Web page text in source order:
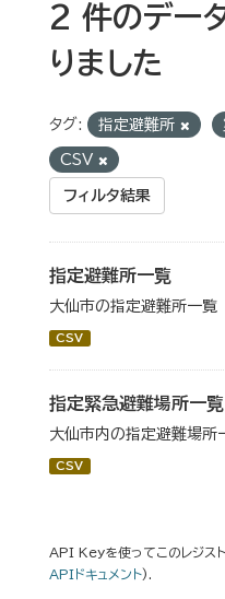
2 件のデー
りました
タグ: 指定避難所
CSV
フィルタ結果
指定避難所一覧
大仙市の指定避難所一覧
CSV
指定緊急避難場所一覧
大仙市内の指定避難場所
CSV
API Keyを使ってこのレジス
APIドキュメント).